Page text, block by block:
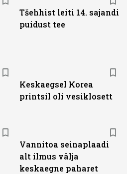
Tšehhist leiti 14. sajandi
puidust tee
Keskaegsel Korea
printsil oli vesiklosett
Vannitoa seinaplaadi
alt ilmus välja
keskaegne paharet